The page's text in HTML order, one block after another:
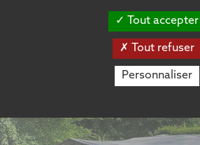
Tout accepter
Tout refuser
Personnaliser